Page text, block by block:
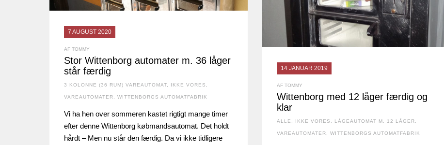
7 AUGUST 2020
AF TOMMY
Stor Wittenborg automater m. 36 låger
står færdig
3 KOLONNE (36 RUM) VAREAUTOMAT IKKE VORES
VAREAUTOMATER WITTENBORGS AUTOMATFABRIK
Vi ha hen over sommeren kastet rigtigt mange timer
efter denne Wittenborg købmandsautomat. Det holdt
hårdt – Men nu står den færdig. Da vi ikke tidligere
14 JANUAR 2019
AF TOMMY
Wittenborg med 12 låger færdig og
klar
ALLE IKKE VORES LÅGEAUTOMAT M. 12 LÅGER
VAREAUTOMATER WITTENBORGS AUTOMATFABRIK